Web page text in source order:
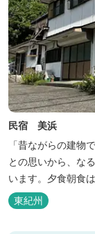
民宿 美浜
「昔ながらの建物
との思いから、な
います。夕食朝食
泊の方には日替わ
た場合は、ごめんな
東紀州